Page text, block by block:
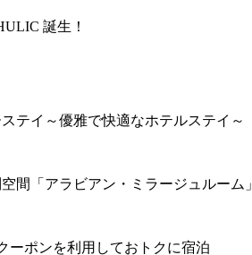
誕生！
テイ～優雅で快適なホテルステイ～
間「アラビアン・ミラージュルーム
ーポンを利用しておトクに宿泊